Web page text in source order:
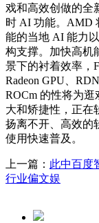
戏和高效创做的全
时 AI 功能。AMD
能的当地 AI 能力
构支撑。加快高机
景下的衬着效率，
Radeon GPU、
ROCm 的性将为
大和矫捷性，正在
扬离不开、高效的
使用快速普及。
上一篇： 此中百度
行业偏文娱